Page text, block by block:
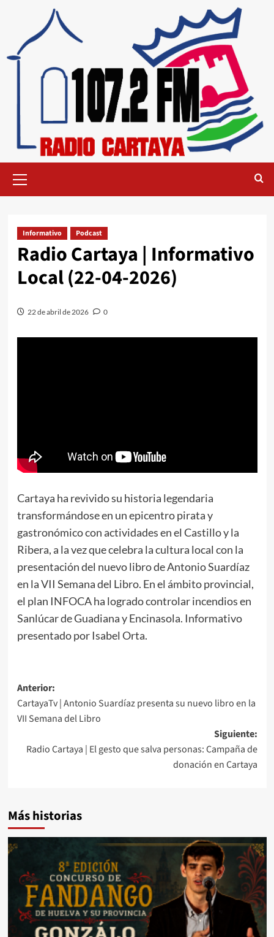
Informativo Podcast
Radio Cartaya | Informativo
Local (22-04-2026)
22 de abril de 2026 0
Cartaya ha revivido su historia legendaria
transformándose en un epicentro pirata y
gastronómico con actividades en el Castillo y la
Ribera, a la vez que celebra la cultura local con la
presentación del nuevo libro de Antonio Suardíaz
en la VII Semana del Libro. En el ámbito provincial,
el plan INFOCA ha logrado controlar incendios en
Sanlúcar de Guadiana y Encinasola. Informativo
presentado por Isabel Orta.
Anterior:
CartayaTv | Antonio Suardíaz presenta su nuevo libro en la
VII Semana del Libro
Siguiente:
Radio Cartaya | El gesto que salva personas: Campaña de
donación en Cartaya
Más historias